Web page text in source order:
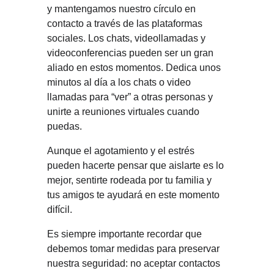
y mantengamos nuestro círculo en
contacto a través de las plataformas
sociales. Los chats, videollamadas y
videoconferencias pueden ser un gran
aliado en estos momentos. Dedica unos
minutos al día a los chats o video
llamadas para “ver” a otras personas y
unirte a reuniones virtuales cuando
puedas.
Aunque el agotamiento y el estrés
pueden hacerte pensar que aislarte es lo
mejor, sentirte rodeada por tu familia y
tus amigos te ayudará en este momento
difícil.
Es siempre importante recordar que
debemos tomar medidas para preservar
nuestra seguridad: no aceptar contactos